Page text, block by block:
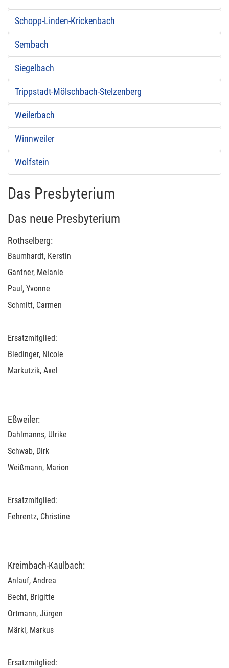
Schopp-Linden-Krickenbach
Sembach
Siegelbach
Trippstadt-Mölschbach-Stelzenberg
Weilerbach
Winnweiler
Wolfstein
Das Presbyterium
Das neue Presbyterium
Rothselberg:
Baumhardt, Kerstin
Gantner, Melanie
Paul, Yvonne
Schmitt, Carmen
Ersatzmitglied:
Biedinger, Nicole
Markutzik, Axel
Eßweiler:
Dahlmanns, Ulrike
Schwab, Dirk
Weißmann, Marion
Ersatzmitglied:
Fehrentz, Christine
Kreimbach-Kaulbach:
Anlauf, Andrea
Becht, Brigitte
Ortmann, Jürgen
Märkl, Markus
Ersatzmitglied: